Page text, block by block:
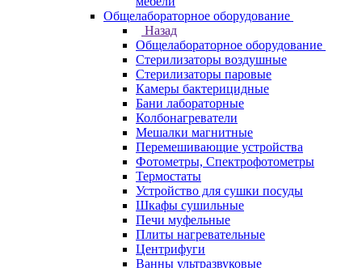
Общелабораторное оборудование
Назад
Общелабораторное оборудование
Стерилизаторы воздушные
Стерилизаторы паровые
Камеры бактерицидные
Бани лабораторные
Колбонагреватели
Мешалки магнитные
Перемешивающие устройства
Фотометры, Спектрофотометры
Термостаты
Устройство для сушки посуды
Шкафы сушильные
Печи муфельные
Плиты нагревательные
Центрифуги
Ванны ультразвуковые